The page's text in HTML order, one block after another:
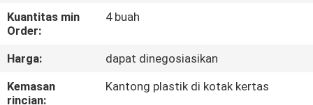
TUR
PABRIK
KONTROL
Kuantitas min
Order:
4 buah
Harga:
dapat dinegosiasikan
Kemasan
rincian:
Kantong plastik di kotak kertas